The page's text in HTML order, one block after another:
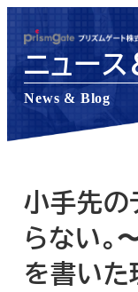
ン
コ
テ
ニュー
News & Blog
小手先の
らない。
を書い